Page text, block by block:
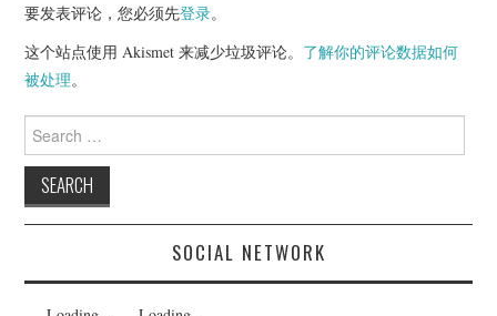
要发表评论，您必须先登录。
这个站点使用 Akismet 来减少垃圾评论。 了解你的评论数据如何
被处理。
Search
for:
SOCIAL NETWORK